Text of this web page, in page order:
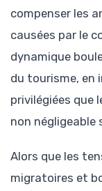
compenser les
causées par le
dynamique
du tourisme,
privilégiées que
non négligeable
Alors que les
migratoires et